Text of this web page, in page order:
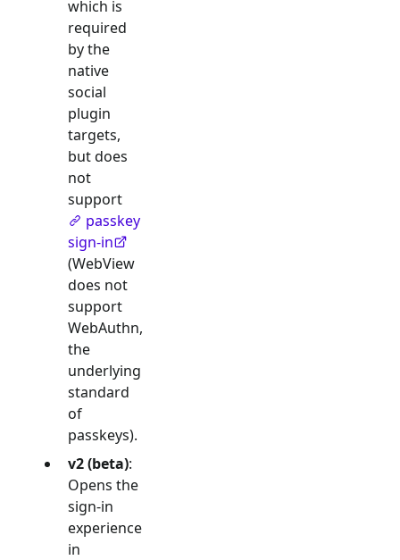
which is
required
by the
native
social
plugin
targets,
but does
not
support
passkey
sign-in
(WebView
does not
support
WebAuthn,
the
underlying
standard
of
passkeys).
v2 (beta):
Opens the
sign-in
experience
in